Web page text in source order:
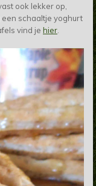
ook lekker op,
een schaaltje yoghurt
vind je hier.